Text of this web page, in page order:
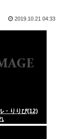
円安進む。債券
果、理系以外は
洗って再利用す
2019.10.21 04:33
・りりぴ(12)